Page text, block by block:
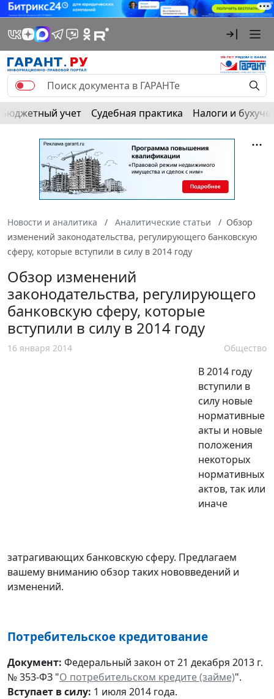
Бюджетный учет Судебная практика Налоги и
Новости и аналитика Аналитические статьи
Обзор
изменений законодательства, регулирующего банковскую
сферу, которые вступили в силу в 2014 году
Обзор изменений
законодательства, регулирующего
банковскую сферу, которые
вступили в силу в 2014 году
16 января 2014 Общество
В 2014 году
вступили в
силу новые
нормативные
акты и новые
положения
некоторых
нормативных
актов, так или
иначе
затрагивающих банковскую сферу. Предлагаем
вашему вниманию обзор таких нововведений и
изменений.
Потребительское кредитование
Документ: Федеральный закон от 21 декабря 2013 г.
№ 353-ФЗ "О потребительском кредите (займе)".
Вступает в силу: 1 июля 2014 года.